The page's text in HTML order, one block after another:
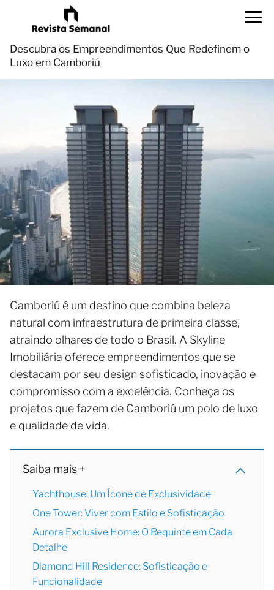
Descubra os Empreendimentos Que Redefinem o
Luxo em Camboriú
Camboriú é um destino que combina beleza
natural com infraestrutura de primeira classe,
atraindo olhares de todo o Brasil. A Skyline
Imobiliária oferece empreendimentos que se
destacam por seu design sofisticado, inovação e
compromisso com a excelência. Conheça os
projetos que fazem de Camboriú um polo de luxo
e qualidade de vida.
Saiba mais +
Yachthouse: Um Ícone de Exclusividade
One Tower: Viver com Estilo e Sofisticação
Aurora Exclusive Home: O Requinte em Cada
Detalhe
Diamond Hill Residence: Sofisticação e
Funcionalidade